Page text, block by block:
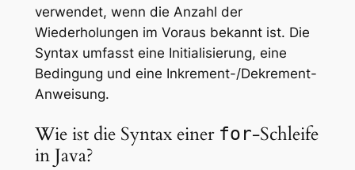
verwendet, wenn die Anzahl der
Wiederholungen im Voraus bekannt ist. Die
Syntax umfasst eine Initialisierung, eine
Bedingung und eine Inkrement-/Dekrement-
Anweisung.
Wie ist die Syntax einer for-Schleife
in Java?